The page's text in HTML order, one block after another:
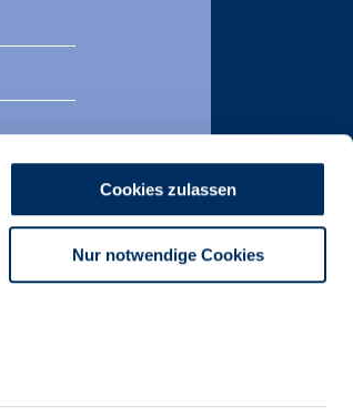
Cookies zulassen
Nur notwendige Cookies